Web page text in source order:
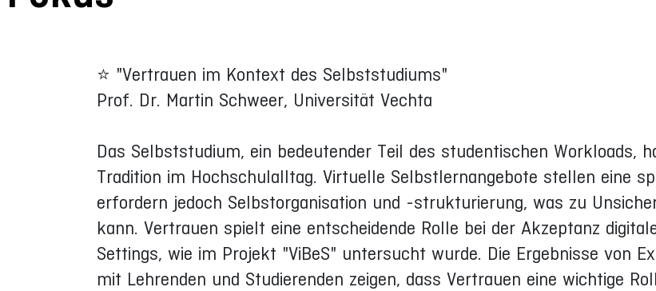
⭐ "Vertrauen im Kontext des Selbststudiums"
Prof. Dr. Martin Schweer, Universität Vechta
Das Selbststudium, ein bedeutender Teil des studentischen Workloads,
Tradition im Hochschulalltag. Virtuelle Selbstlernangebote stellen eine
erfordern jedoch Selbstorganisation und -strukturierung, was zu
kann. Vertrauen spielt eine entscheidende Rolle bei der Akzeptanz
Settings, wie im Projekt "ViBeS" untersucht wurde. Die Ergebnisse von
mit Lehrenden und Studierenden zeigen, dass Vertrauen eine wichtige